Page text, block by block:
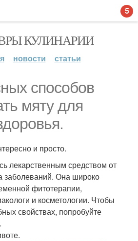
КУЛИНАРИИ
новости статьи
способов
мяту для
и просто.
лекарственным средством от
заболеваний. Она широко
фитотерапии,
и косметологии. Чтобы
свойствах, попробуйте
5